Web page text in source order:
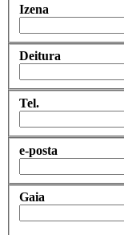
Izena
Deitura
Tel.
e-posta
Gaia